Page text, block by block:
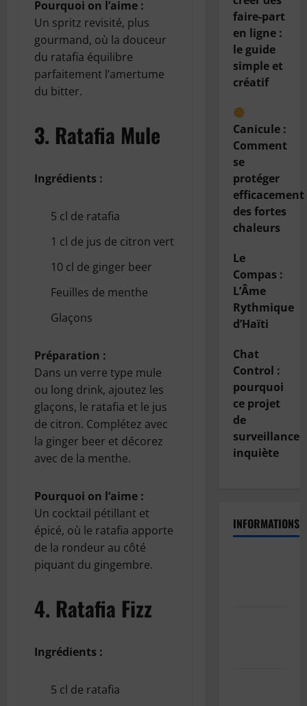
Pourquoi on l’aime :
Un spritz revisité, plus
gourmand, où la douceur
du ratafia équilibre
parfaitement l’amertume
du bitter.
3. Ratafia Mule
Ingrédients :
5 cl de ratafia
1 cl de jus de citron vert
10 cl de ginger beer
Feuilles de menthe
Glaçons
Préparation :
Dans un verre type mule
ou long drink, ajoutez les
glaçons, le ratafia et le jus
de citron. Complétez avec
la ginger beer et décorez
avec de la menthe.
Pourquoi on l’aime :
Un cocktail pétillant et
épicé, où le ratafia apporte
de la rondeur au côté
piquant du gingembre.
4. Ratafia Fizz
Ingrédients :
5 cl de ratafia
faire-part
en ligne :
le guide
simple et
créatif
Canicule :
Comment
se
protéger
efficacement
des fortes
chaleurs
Le
Compas :
L’Âme
Rythmique
d’Haïti
Chat
Control :
pourquoi
ce projet
de
surveillance
inquiète
INFORMATIONS